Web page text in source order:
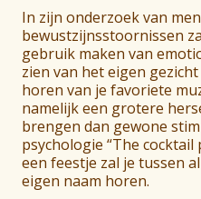
In zijn onderzoek van
bewustzijnsstoornissen
gebruik maken van
zien van het eigen
horen van je favoriete
namelijk een grotere
brengen dan gewone
psychologie “The
een feestje zal je tussen
eigen naam horen.